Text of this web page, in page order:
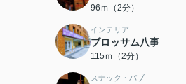
96ｍ（2分）
インテリア
ブロッサム八事
115ｍ（2分）
スナック・パブ